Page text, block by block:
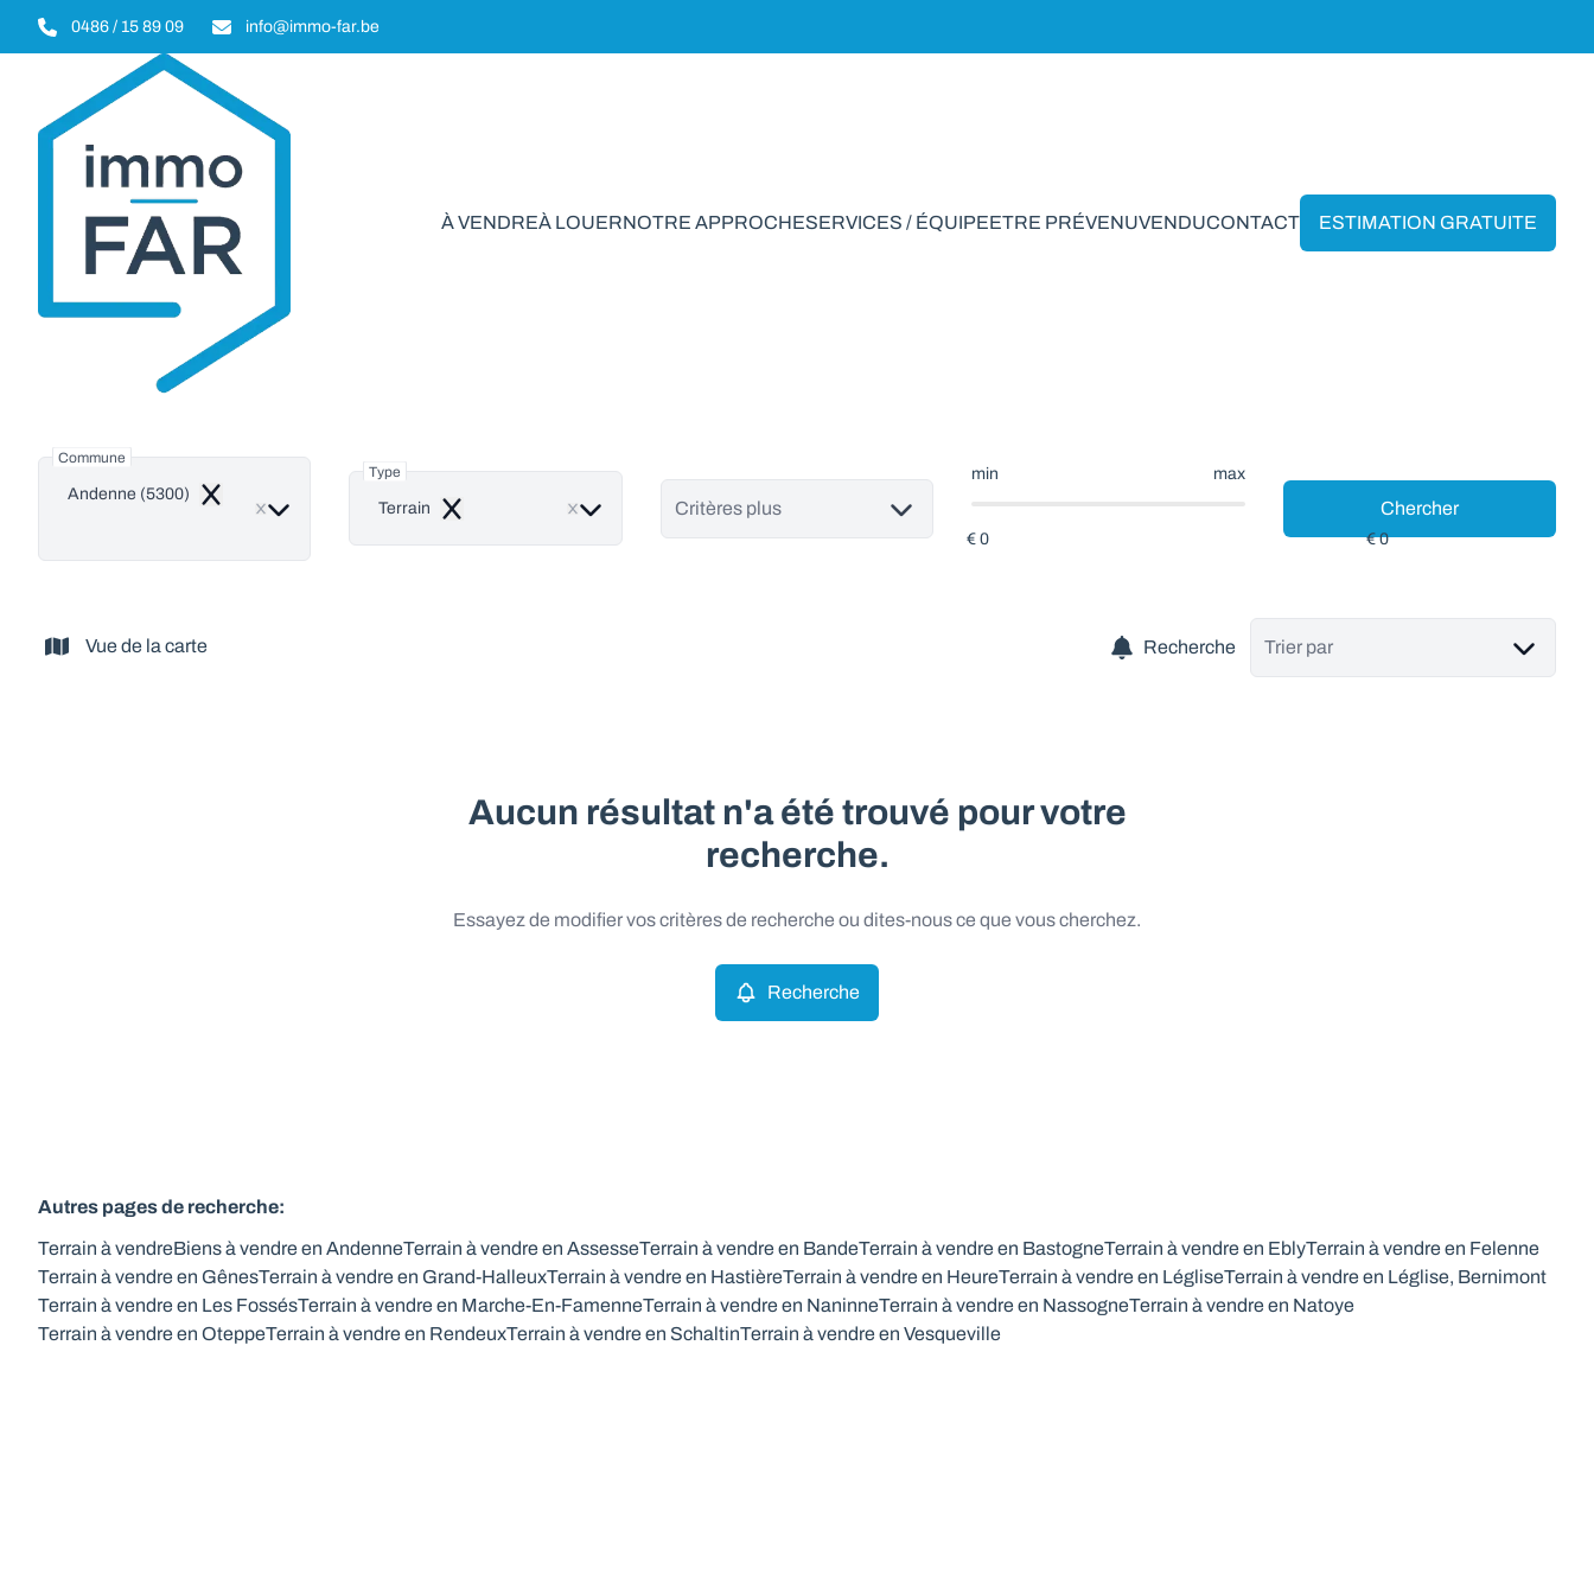
Aller au contenu principal
0486 / 15 89 09 info@immo-far.be
À VENDREÀ LOUERNOTRE APPROCHESERVICES / ÉQUIPEETRE PRÉVENUVENDUCONTACT ESTIMATION GRATUITE
Commune
Andenne (5300) Remove
Type
Terrain Remove Critères plus
min max
Chercher
Vue de la carte Recherche Trier par
Aucun résultat n'a été trouvé pour votre
recherche.
Essayez de modifier vos critères de recherche ou dites-nous ce que vous cherchez.
Recherche
Autres pages de recherche:
Terrain à vendreBiens à vendre en AndenneTerrain à vendre en AssesseTerrain à vendre en BandeTerrain à vendre en BastogneTerrain à vendre en EblyTerrain à vendre en Felenne
Terrain à vendre en GênesTerrain à vendre en Grand-HalleuxTerrain à vendre en HastièreTerrain à vendre en HeureTerrain à vendre en LégliseTerrain à vendre en Léglise, Bernimont
Terrain à vendre en Les FossésTerrain à vendre en Marche-En-FamenneTerrain à vendre en NaninneTerrain à vendre en NassogneTerrain à vendre en Natoye
Terrain à vendre en OteppeTerrain à vendre en RendeuxTerrain à vendre en SchaltinTerrain à vendre en Vesqueville